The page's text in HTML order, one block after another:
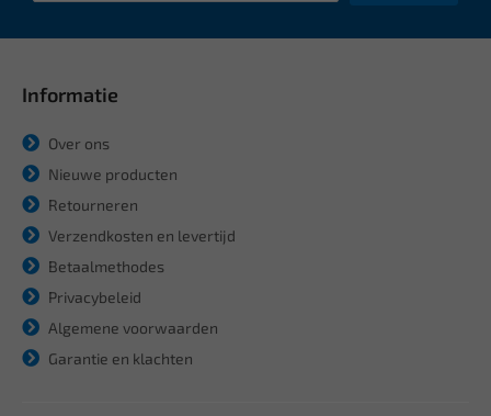
Informatie
Over ons
Nieuwe producten
Retourneren
Verzendkosten en levertijd
Betaalmethodes
Privacybeleid
Algemene voorwaarden
Garantie en klachten